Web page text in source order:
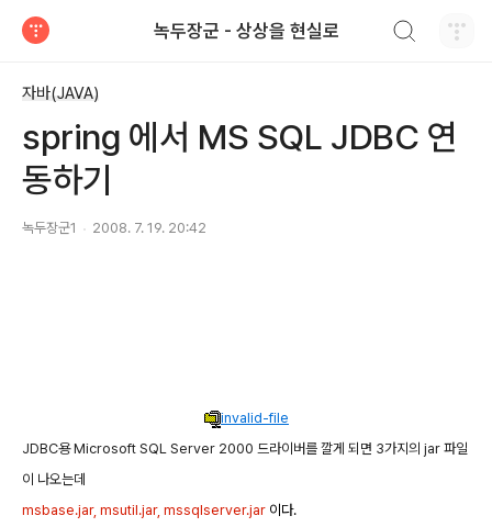
녹두장군 - 상상을 현실로
자바(JAVA)
spring 에서 MS SQL JDBC 연
동하기
녹두장군1 2008. 7. 19. 20:42
invalid-file
JDBC용 Microsoft SQL Server 2000 드라이버를 깔게 되면 3가지의 jar 파일
이 나오는데
msbase.jar, msutil.jar, mssqlserver.jar 이다.